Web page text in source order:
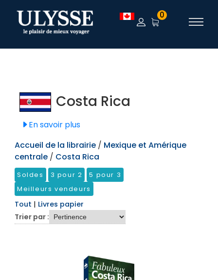
TEST 0
Costa Rica
En savoir plus
Accueil de la librairie / Mexique et Amérique
centrale / Costa Rica
Soldes 3 pour 2
5 pour 3
Meilleurs vendeurs
Tout | Livres papier
Trier par :